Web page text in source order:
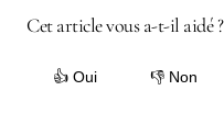
Cet article vous a-t-il aidé ?
👍 Oui 👎 Non